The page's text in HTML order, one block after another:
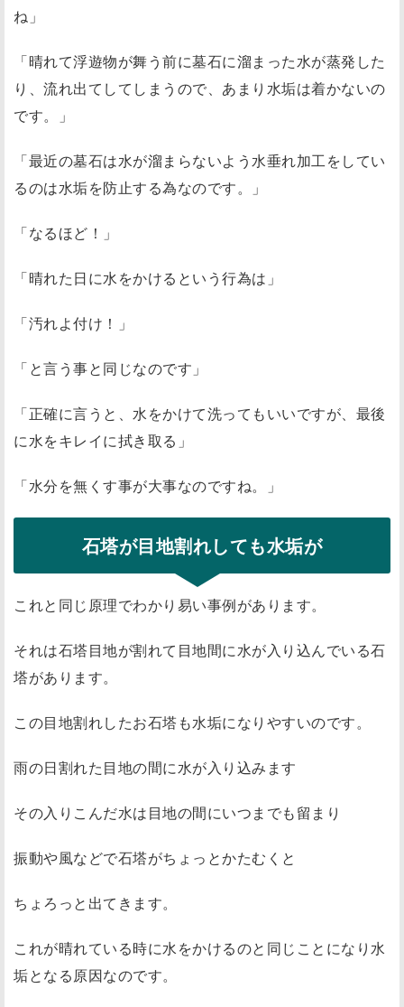
ね」
「晴れて浮遊物が舞う前に墓石に溜まった水が蒸発した
り、流れ出てしてしまうので、あまり水垢は着かないの
です。」
「最近の墓石は水が溜まらないよう水垂れ加工をしてい
るのは水垢を防止する為なのです。」
「なるほど！」
「晴れた日に水をかけるという行為は」
「汚れよ付け！」
「と言う事と同じなのです」
「正確に言うと、水をかけて洗ってもいいですが、最後
に水をキレイに拭き取る」
「水分を無くす事が大事なのですね。」
石塔が目地割れしても水垢が
これと同じ原理でわかり易い事例があります。
それは石塔目地が割れて目地間に水が入り込んでいる石
塔があります。
この目地割れしたお石塔も水垢になりやすいのです。
雨の日割れた目地の間に水が入り込みます
その入りこんだ水は目地の間にいつまでも留まり
振動や風などで石塔がちょっとかたむくと
ちょろっと出てきます。
これが晴れている時に水をかけるのと同じことになり水
垢となる原因なのです。